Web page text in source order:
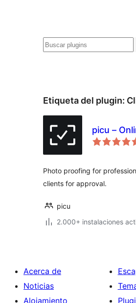
Buscar
Etiqueta del plugin:
picu –
Photo proofing for
clients for approval.
picu
2.000+ instalaciones
Acerca de
Noticias
Alojamiento